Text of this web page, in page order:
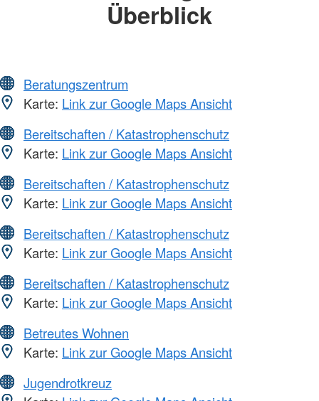
Überblick
Beratungszentrum
Karte: Link zur Google Maps Ansicht
Bereitschaften / Katastrophenschutz
Karte: Link zur Google Maps Ansicht
Bereitschaften / Katastrophenschutz
Karte: Link zur Google Maps Ansicht
Bereitschaften / Katastrophenschutz
Karte: Link zur Google Maps Ansicht
Bereitschaften / Katastrophenschutz
Karte: Link zur Google Maps Ansicht
Betreutes Wohnen
Karte: Link zur Google Maps Ansicht
Jugendrotkreuz